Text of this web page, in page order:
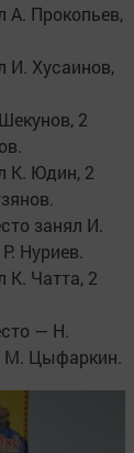
А. Прокопьев,
И. Хусаинов,
2
К. Юдин, 2
занял И.
Нуриев.
К. Чатта, 2
— Н.
М. Цыфаркин.